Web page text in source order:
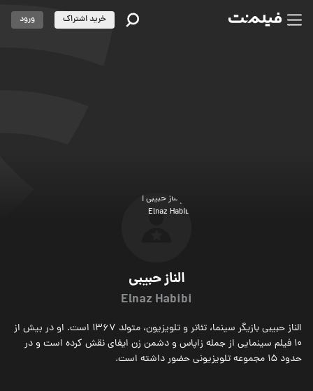
الناز حبیبی
Elnaz Habibi
الناز حبیبی بازیگر سینما، تئاتر و تلویزیون، متولد 1367 است. او در بیش از
10 فیلم سینمایی از جمله زاپاس و دشمن زن ایفای نقش کرده است و در
حدود 15 مجموعه تلویزیونی حضور داشته است.
خرید اشتراک ورود